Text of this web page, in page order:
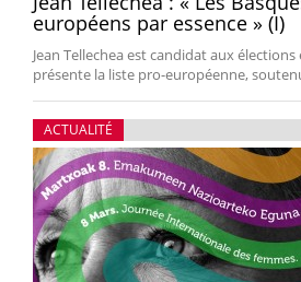
européens par essence » (I)
Jean Tellechea est candidat aux
présente la liste pro-européenne,
ACTUALITÉ